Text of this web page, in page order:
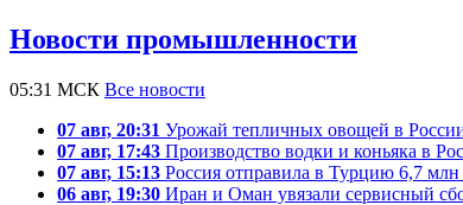
Новости промышленности
05:31 МСК Все новости
07 авг, 20:31 Урожай тепличных овощей в
07 авг, 17:43 Производство водки и коньяка в
07 авг, 15:13 Россия отправила в Турцию 6,7 млн
06 авг, 19:30 Иран и Оман увязали сервисный